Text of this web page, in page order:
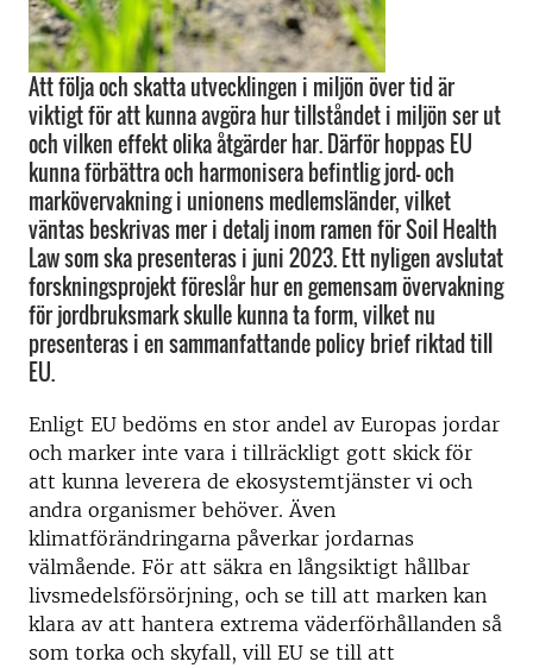
Att följa och skatta utvecklingen i miljön över tid är
viktigt för att kunna avgöra hur tillståndet i miljön ser ut
och vilken effekt olika åtgärder har. Därför hoppas EU
kunna förbättra och harmonisera befintlig jord- och
markövervakning i unionens medlemsländer, vilket
väntas beskrivas mer i detalj inom ramen för Soil Health
Law som ska presenteras i juni 2023. Ett nyligen avslutat
forskningsprojekt föreslår hur en gemensam övervakning
för jordbruksmark skulle kunna ta form, vilket nu
presenteras i en sammanfattande policy brief riktad till
EU.
Enligt EU bedöms en stor andel av Europas jordar
och marker inte vara i tillräckligt gott skick för
att kunna leverera de ekosystemtjänster vi och
andra organismer behöver. Även
klimatförändringarna påverkar jordarnas
välmående. För att säkra en långsiktigt hållbar
livsmedelsförsörjning, och se till att marken kan
klara av att hantera extrema väderförhållanden så
som torka och skyfall, vill EU se till att